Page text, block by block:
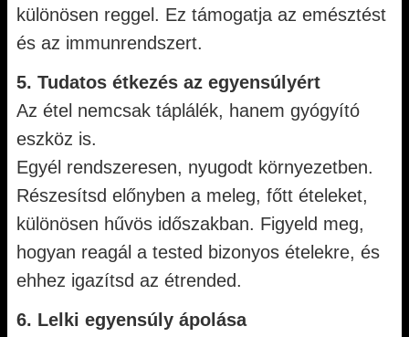
különösen reggel. Ez támogatja az emésztést
és az immunrendszert.
5. Tudatos étkezés az egyensúlyért
Az étel nemcsak táplálék, hanem gyógyító
eszköz is.
Egyél rendszeresen, nyugodt környezetben.
Részesítsd előnyben a meleg, főtt ételeket,
különösen hűvös időszakban. Figyeld meg,
hogyan reagál a tested bizonyos ételekre, és
ehhez igazítsd az étrended.
6. Lelki egyensúly ápolása